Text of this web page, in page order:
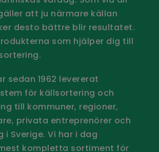
att ju närmare källan
desto bättre blir resultatet.
som hjälper dig till
sedan 1962 levererat
för källsortering och
till kommuner, regioner,
privata entreprenörer och
i Sverige. Vi har i dag
kompletta sortiment för